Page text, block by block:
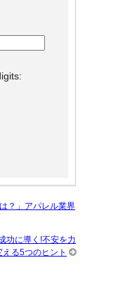
？」アパレル業界
功に導く!不安を力
える5つのヒント